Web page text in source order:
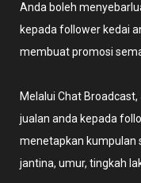
Anda boleh
kepada follower kedai
membuat promosi
Melalui Chat
jualan anda kepada
menetapkan kumpulan
jantina, umur, tingkah